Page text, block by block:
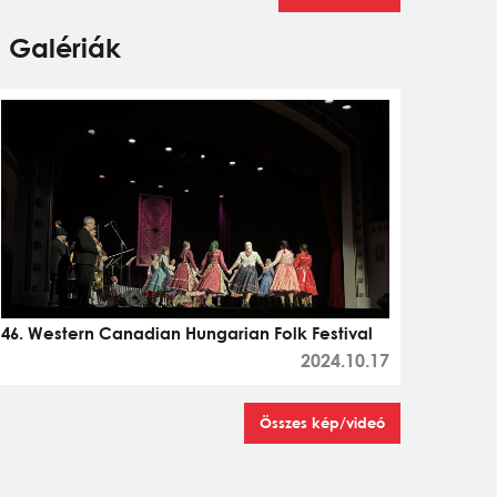
Galériák
46. Western Canadian Hungarian Folk Festival
2024.10.17
Összes kép/videó